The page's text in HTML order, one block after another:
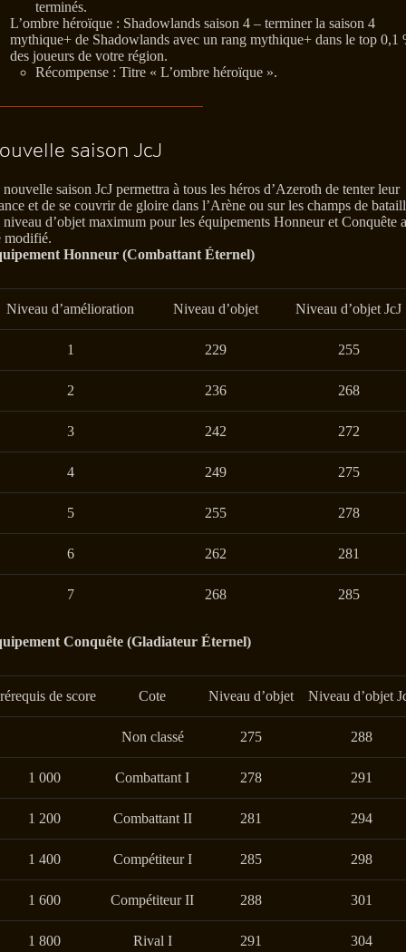
terminés.
L’ombre héroïque : Shadowlands saison 4 – terminer la saison 4
mythique+ de Shadowlands avec un rang mythique+ dans le top 0,1
des joueurs de votre région.
Récompense : Titre « L’ombre héroïque ».
saison JcJ
saison JcJ permettra à tous les héros d’Azeroth de tenter leur
et de se couvrir de gloire dans l’Arène ou sur les champs de
d’objet maximum pour les équipements Honneur et Conquête a
modifié.
Honneur (Combattant Éternel)
Niveau d’amélioration Niveau d’objet Niveau d’objet JcJ
1 229 255
2 236 268
3 242 272
4 249 275
5 255 278
6 262 281
7 268 285
Conquête (Gladiateur Éternel)
de score Cote Niveau d’objet Niveau d’objet
Non classé 275 288
1 000 Combattant I 278 291
1 200 Combattant II 281 294
1 400 Compétiteur I 285 298
1 600 Compétiteur II 288 301
1 800 Rival I 291 304